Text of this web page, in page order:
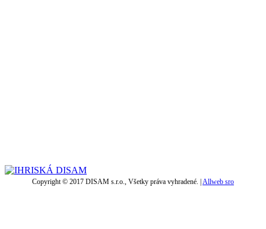
Copyright © 2017 DISAM s.r.o., Všetky práva vyhradené. |Allweb sro